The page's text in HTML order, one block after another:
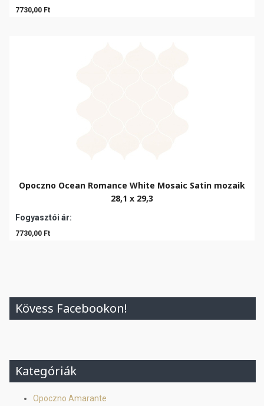
7730,00 Ft
Opoczno Ocean Romance White Mosaic Satin mozaik
28,1 x 29,3
Fogyasztói ár:
7730,00 Ft
Kövess Facebookon!
Kategóriák
Opoczno Amarante